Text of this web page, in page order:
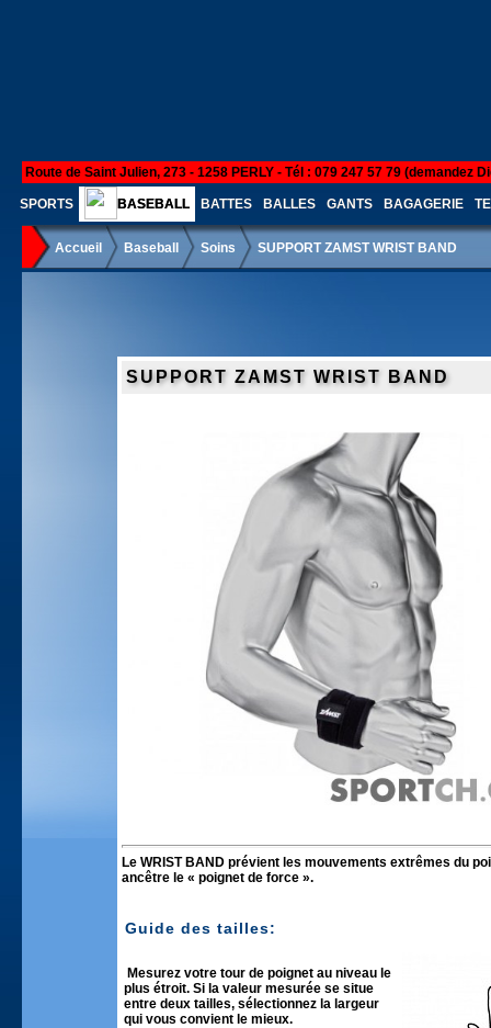
Route de Saint Julien, 273 - 1258 PERLY - Tél : 079 247 57 79 (demandez
SPORTS BASEBALL BATTES BALLES GANTS BAGAGERIE
Accueil Baseball Soins SUPPORT ZAMST WRIST BAND
SUPPORT ZAMST WRIST BAND
Le WRIST BAND prévient les mouvements extrêmes du
ancêtre le « poignet de force ».
Guide des tailles:
Mesurez votre tour de poignet au niveau le
plus étroit. Si la valeur mesurée se situe
entre deux tailles, sélectionnez la largeur
qui vous convient le mieux.